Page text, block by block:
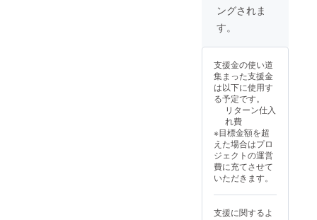
ます。
なお、万が
一不良品が
届いた場合
は、速やか
に代替品を
お送りいた
します。
●ご不在時の
お受け取り
について
時にご不在
削減を
連絡は
致しま
せん。
メッ
セージ
をご覧
くださ
い。
方法：
にURL
しま
す。
【配送
時期】
※製造状
り出荷
時期が
遅れる
場合が
ござい
ます。
を安く
ングされま
す。
支援金の使い道
集まった支援金
は以下に使用す
る予定です。
リターン仕入
れ費
※目標金額を超
えた場合はプロ
ジェクトの運営
費に充てさせて
いただきます。
支援に関するよ